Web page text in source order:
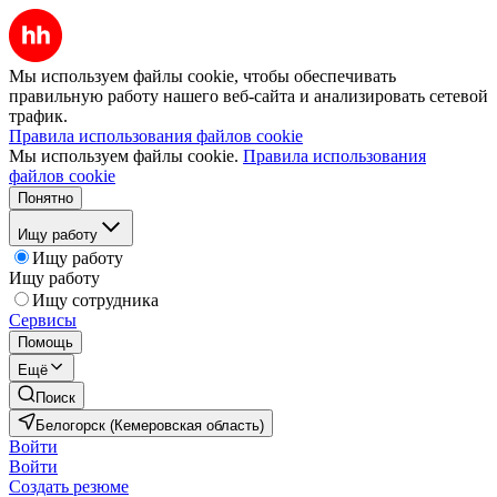
Мы используем файлы cookie, чтобы обеспечивать
правильную работу нашего веб-сайта и анализировать сетевой
трафик.
Правила использования файлов cookie
Мы используем файлы cookie. Правила использования
файлов cookie
Понятно
Ищу работу
Ищу работу
Ищу работу
Ищу сотрудника
Сервисы
Помощь
Ещё
Поиск
Белогорск (Кемеровская область)
Войти
Войти
Создать резюме